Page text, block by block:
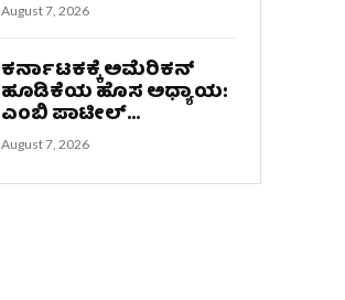
August 7, 2026
ಕರ್ನಾಟಕಕ್ಕೆ ಅಮೆರಿಕನ್
ಹೂಡಿಕೆಯ ಹೊಸ ಅಧ್ಯಾಯ:
ಎಂಬಿ ಪಾಟೀಲ್...
August 7, 2026